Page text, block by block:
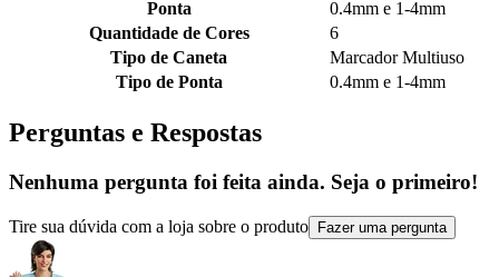
Ponta
0.4mm e 1-4mm
Quantidade de Cores
6
Tipo de Caneta
Marcador Multiuso
Tipo de Ponta
0.4mm e 1-4mm
Perguntas e Respostas
Nenhuma pergunta foi feita ainda. Seja o primeiro!
Tire sua dúvida com a loja sobre o produto Fazer uma pergunta